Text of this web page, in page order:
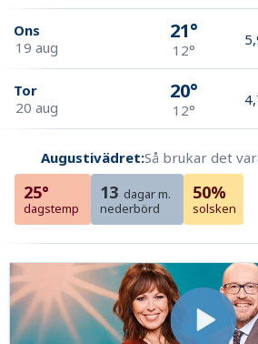
Ons
19 aug
21°
12°
Tor
20 aug
20°
12°
Augustivädret:Så brukar det
25°
dagstemp
13 dagar m.
nederbörd
50%
solsken